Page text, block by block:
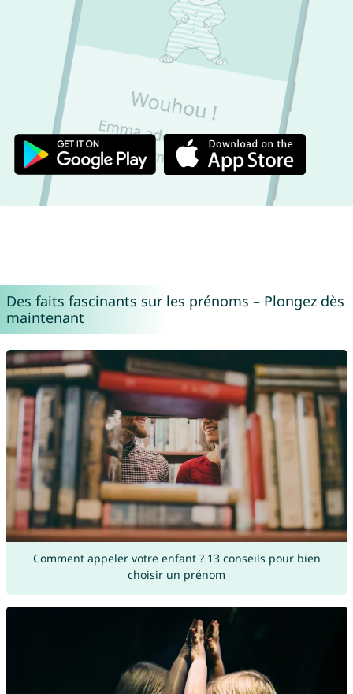
Des faits fascinants sur les prénoms – Plongez dès
maintenant
Comment appeler votre enfant ? 13 conseils pour bien
choisir un prénom